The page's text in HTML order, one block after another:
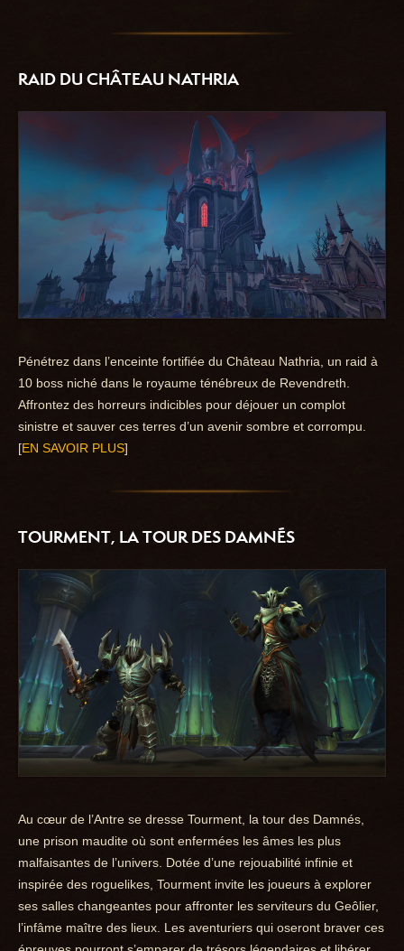
RAID DU CHÂTEAU NATHRIA
Pénétrez dans l’enceinte fortifiée du Château Nathria, un raid à
10 boss niché dans le royaume ténébreux de Revendreth.
Affrontez des horreurs indicibles pour déjouer un complot
sinistre et sauver ces terres d’un avenir sombre et corrompu.
[EN SAVOIR PLUS]
TOURMENT, LA TOUR DES DAMNÉS
Au cœur de l’Antre se dresse Tourment, la tour des Damnés,
une prison maudite où sont enfermées les âmes les plus
malfaisantes de l’univers. Dotée d’une rejouabilité infinie et
inspirée des roguelikes, Tourment invite les joueurs à explorer
ses salles changeantes pour affronter les serviteurs du Geôlier,
l’infâme maître des lieux. Les aventuriers qui oseront braver ces